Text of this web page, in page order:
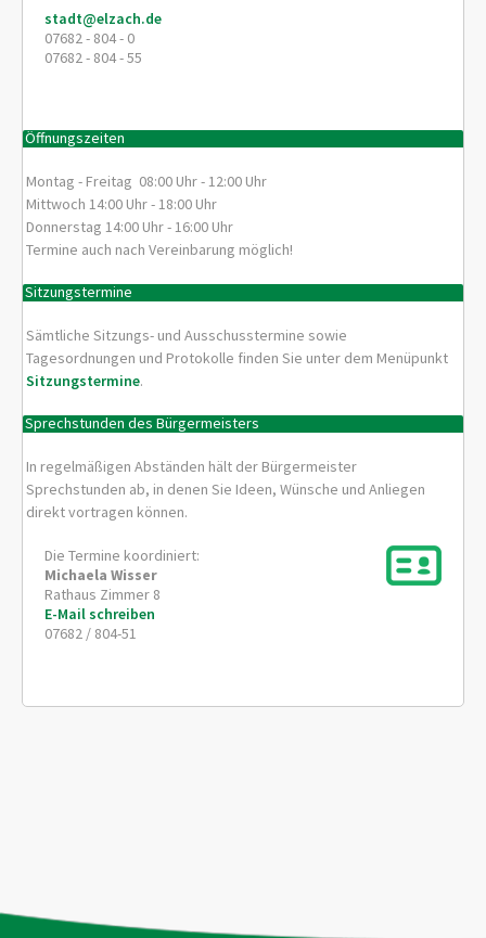
stadt@elzach.de
07682 - 804 - 0
07682 - 804 - 55
Öffnungszeiten
Montag - Freitag 08:00 Uhr - 12:00 Uhr
Mittwoch 14:00 Uhr - 18:00 Uhr
Donnerstag 14:00 Uhr - 16:00 Uhr
Termine auch nach Vereinbarung möglich!
Sitzungstermine
Sämtliche Sitzungs- und Ausschusstermine sowie
Tagesordnungen und Protokolle finden Sie unter dem Menüpunkt
Sitzungstermine.
Sprechstunden des Bürgermeisters
In regelmäßigen Abständen hält der Bürgermeister
Sprechstunden ab, in denen Sie Ideen, Wünsche und Anliegen
direkt vortragen können.
Die Termine koordiniert:
Michaela Wisser
Rathaus Zimmer 8
E-Mail schreiben
07682 / 804-51